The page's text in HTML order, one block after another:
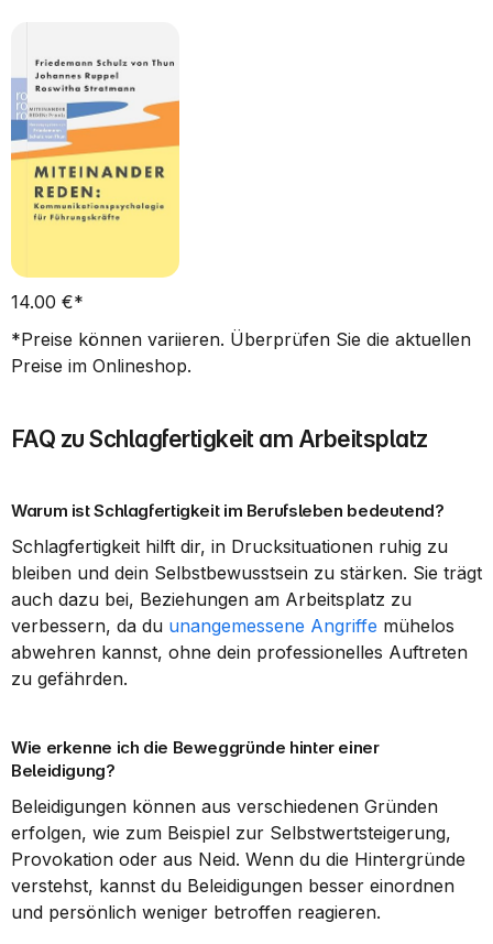
14.00 €*
*Preise können variieren. Überprüfen Sie die aktuellen
Preise im Onlineshop.
FAQ zu Schlagfertigkeit am Arbeitsplatz
Warum ist Schlagfertigkeit im Berufsleben bedeutend?
Schlagfertigkeit hilft dir, in Drucksituationen ruhig zu
bleiben und dein Selbstbewusstsein zu stärken. Sie trägt
auch dazu bei, Beziehungen am Arbeitsplatz zu
verbessern, da du unangemessene Angriffe mühelos
abwehren kannst, ohne dein professionelles Auftreten
zu gefährden.
Wie erkenne ich die Beweggründe hinter einer
Beleidigung?
Beleidigungen können aus verschiedenen Gründen
erfolgen, wie zum Beispiel zur Selbstwertsteigerung,
Provokation oder aus Neid. Wenn du die Hintergründe
verstehst, kannst du Beleidigungen besser einordnen
und persönlich weniger betroffen reagieren.